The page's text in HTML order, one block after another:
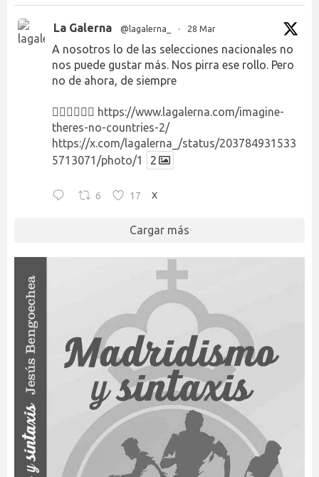
La Galerna @lagalerna_ · 28 Mar
A nosotros lo de las selecciones nacionales no
nos puede gustar más. Nos pirra ese rollo. Pero
no de ahora, de siempre
👉🏻👉🏻👉🏻 https://www.lagalerna.com/imagine-
theres-no-countries-2/
https://x.com/lagalerna_/status/203784931533
5713071/photo/1
2
6 17 X
Cargar más